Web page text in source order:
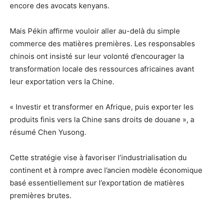
encore des avocats kenyans.
Mais Pékin affirme vouloir aller au-delà du simple
commerce des matières premières. Les responsables
chinois ont insisté sur leur volonté d’encourager la
transformation locale des ressources africaines avant
leur exportation vers la Chine.
« Investir et transformer en Afrique, puis exporter les
produits finis vers la Chine sans droits de douane », a
résumé Chen Yusong.
Cette stratégie vise à favoriser l’industrialisation du
continent et à rompre avec l’ancien modèle économique
basé essentiellement sur l’exportation de matières
premières brutes.